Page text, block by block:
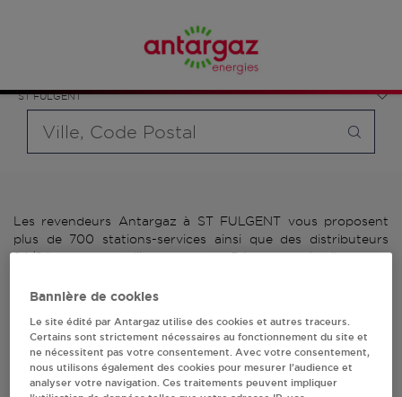
ST FULGENT
bouteille souhaité et le type de point de vente (revendeur /
distributeur automatique de bouteilles de gaz ou station GPL
carburant)
Les revendeurs Antargaz à ST FULGENT vous proposent
plus de 700 stations-services ainsi que des distributeurs
24/24h de bouteilles de gaz. Découvrez la liste des
téléphone de votre stations GPL ou distributeurs de
2 revendeur(s) Antargaz
Bannière de cookies
Le site édité par Antargaz utilise des cookies et autres traceurs.
Certains sont strictement nécessaires au fonctionnement du site et
ne nécessitent pas votre consentement. Avec votre consentement,
nous utilisons également des cookies pour mesurer l’audience et
analyser votre navigation. Ces traitements peuvent impliquer